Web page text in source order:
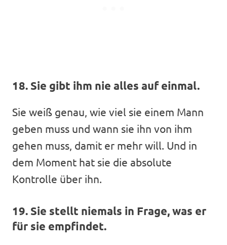
18. Sie gibt ihm nie alles auf einmal.
Sie weiß genau, wie viel sie einem Mann
geben muss und wann sie ihn von ihm
gehen muss, damit er mehr will. Und in
dem Moment hat sie die absolute
Kontrolle über ihn.
19. Sie stellt niemals in Frage, was er
für sie empfindet.